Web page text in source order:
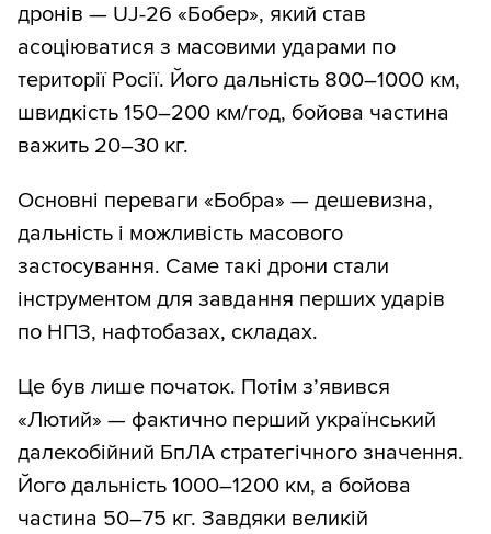
дронів — UJ-26 «Бобер», який став
асоціюватися з масовими ударами по
території Росії. Його дальність 800–1000 км,
швидкість 150–200 км/год, бойова частина
важить 20–30 кг.
Основні переваги «Бобра» — дешевизна,
дальність і можливість масового
застосування. Саме такі дрони стали
інструментом для завдання перших ударів
по НПЗ, нафтобазах, складах.
Це був лише початок. Потім з’явився
«Лютий» — фактично перший український
далекобійний БпЛА стратегічного значення.
Його дальність 1000–1200 км, а бойова
частина 50–75 кг. Завдяки великій